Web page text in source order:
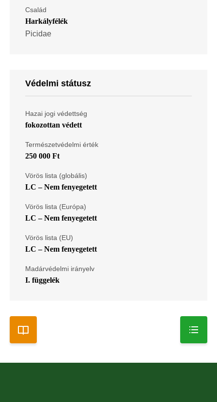
Család
Harkályfélék
Picidae
Védelmi státusz
Hazai jogi védettség
fokozottan védett
Természetvédelmi érték
250 000 Ft
Vörös lista (globális)
LC – Nem fenyegetett
Vörös lista (Európa)
LC – Nem fenyegetett
Vörös lista (EU)
LC – Nem fenyegetett
Madárvédelmi irányelv
I. függelék